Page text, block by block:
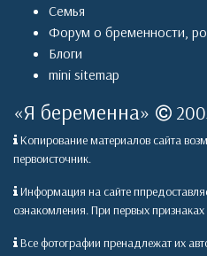
Семья
Форум о бременности,
Блоги
mini sitemap
«Я беременна»
Копирование материалов сайта
первоисточник.
Информация на сайте
ознакомления. При первых
Все фотографии пренадлежат их